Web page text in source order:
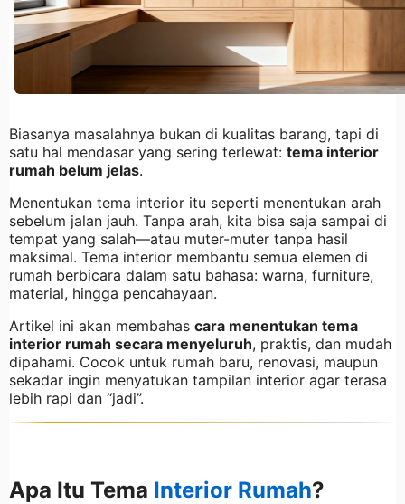
Biasanya masalahnya bukan di kualitas barang, tapi di
satu hal mendasar yang sering terlewat: tema interior
rumah belum jelas.
Menentukan tema interior itu seperti menentukan arah
sebelum jalan jauh. Tanpa arah, kita bisa saja sampai di
tempat yang salah—atau muter-muter tanpa hasil
maksimal. Tema interior membantu semua elemen di
rumah berbicara dalam satu bahasa: warna, furniture,
material, hingga pencahayaan.
Artikel ini akan membahas cara menentukan tema
interior rumah secara menyeluruh, praktis, dan mudah
dipahami. Cocok untuk rumah baru, renovasi, maupun
sekadar ingin menyatukan tampilan interior agar terasa
lebih rapi dan “jadi”.
Apa Itu Tema Interior Rumah?